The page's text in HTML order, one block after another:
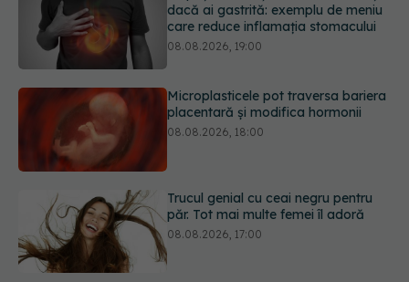
Microplasticele pot traversa bariera
placentară și modifica hormonii
Trucul genial cu ceai negru pentru
Medicamentul folosit de peste 60 de